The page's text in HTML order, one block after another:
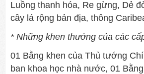
Luồng thanh hóa, Re gừng, Dẻ
cây lá rộng bản địa, thông
* Những khen thưởng của các
01 Bằng khen của Thủ tướng
ban khoa học nhà nước, 01